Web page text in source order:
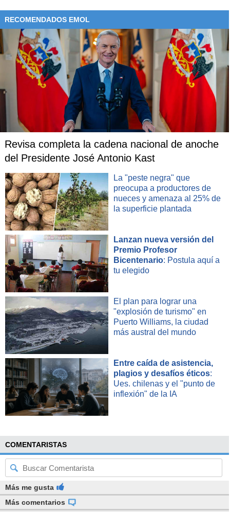
RECOMENDADOS EMOL
Revisa completa la cadena nacional de anoche
del Presidente José Antonio Kast
La "peste negra" que
preocupa a productores de
nueces y amenaza al 25% de
la superficie plantada
Lanzan nueva versión del
Premio Profesor
Bicentenario: Postula aquí a
tu elegido
El plan para lograr una
"explosión de turismo" en
Puerto Williams, la ciudad
más austral del mundo
Entre caída de asistencia,
plagios y desafíos éticos:
Ues. chilenas y el "punto de
inflexión" de la IA
COMENTARISTAS
Más me gusta
Más comentarios